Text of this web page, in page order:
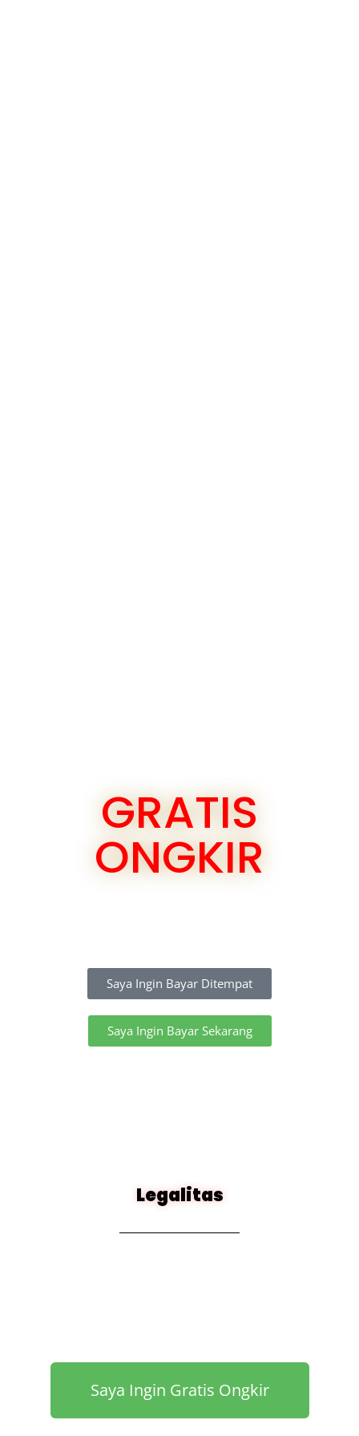
GRATIS
ONGKIR
Saya Ingin Bayar Ditempat
Saya Ingin Bayar Sekarang
Legalitas
Saya Ingin Gratis Ongkir